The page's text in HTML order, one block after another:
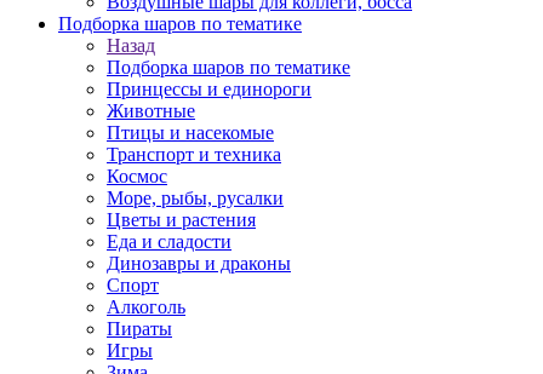
Подборка шаров по тематике
Назад
Подборка шаров по тематике
Принцессы и единороги
Животные
Птицы и насекомые
Транспорт и техника
Космос
Море, рыбы, русалки
Цветы и растения
Еда и сладости
Динозавры и драконы
Спорт
Алкоголь
Пираты
Игры